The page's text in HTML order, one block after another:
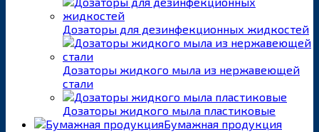
Дозаторы для дезинфекционных жидкостей
Дозаторы жидкого мыла из нержавеющей
стали
Дозаторы жидкого мыла пластиковые
Бумажная продукция